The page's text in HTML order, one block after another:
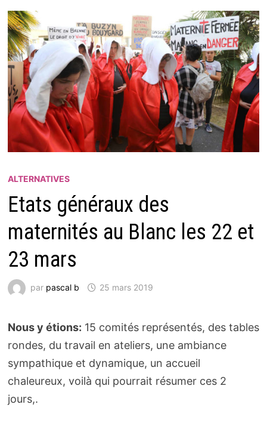
ALTERNATIVES
Etats généraux des
maternités au Blanc les 22 et
23 mars
par pascal b 25 mars 2019
Nous y étions: 15 comités représentés, des tables
rondes, du travail en ateliers, une ambiance
sympathique et dynamique, un accueil
chaleureux, voilà qui pourrait résumer ces 2
jours,.